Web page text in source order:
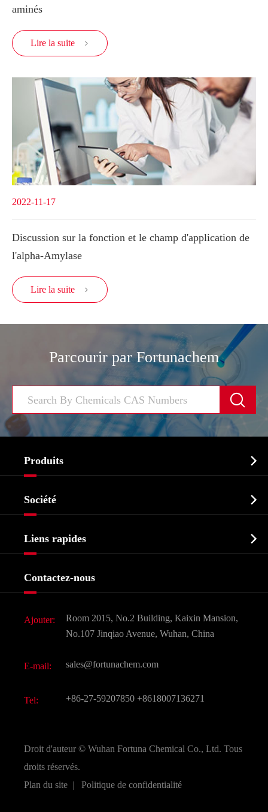
aminés
Lire la suite 
2022-11-17
Discussion sur la fonction et le champ d'application de
l'alpha-Amylase
Lire la suite 
Parcourir par Fortunachem

Produits 
Biochimique
Produits agrochimiques et intermédiaires
Ingrédients cosmétiques
Saveurs et parfums
CAS chimiques
Société 
Histoire de l'entreprise
Liens rapides 
Contactez-nous
Ajouter:
Room 2015, No.2 Building, Kaixin Mansion,
No.107 Jinqiao Avenue, Wuhan, China
E-mail: sales@fortunachem.com
Tel: +86-27-59207850 +8618007136271
Droit d'auteur © Wuhan Fortuna Chemical Co., Ltd. Tous
droits réservés.
Plan du site | Politique de confidentialité